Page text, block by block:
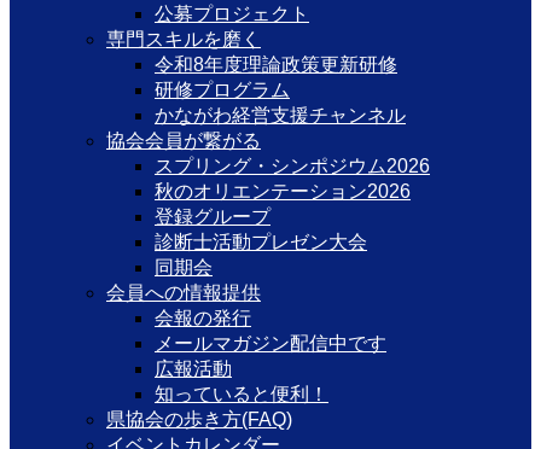
公募プロジェクト
専門スキルを磨く
令和8年度理論政策更新研修
研修プログラム
かながわ経営支援チャンネル
協会会員が繋がる
スプリング・シンポジウム2026
秋のオリエンテーション2026
登録グループ
診断士活動プレゼン大会
同期会
会員への情報提供
会報の発行
メールマガジン配信中です
広報活動
知っていると便利！
県協会の歩き方(FAQ)
イベントカレンダー